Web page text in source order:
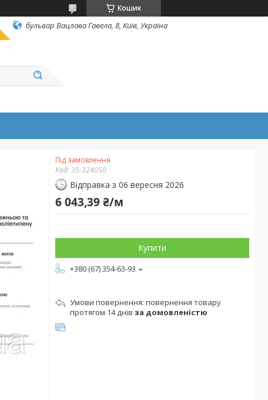
Кошик
бульвар Вацлава Гавела, 8, Київ, Україна
Під замовлення
Код:35-324050
Відправка з 06 вересня 2026
6 043,39 ₴/м
Купити
+380 (67) 354-63-93
повернення товару
протягом 14 днів за домовленістю